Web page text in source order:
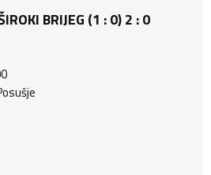
BRIJEG (1 : 0) 2 : 0